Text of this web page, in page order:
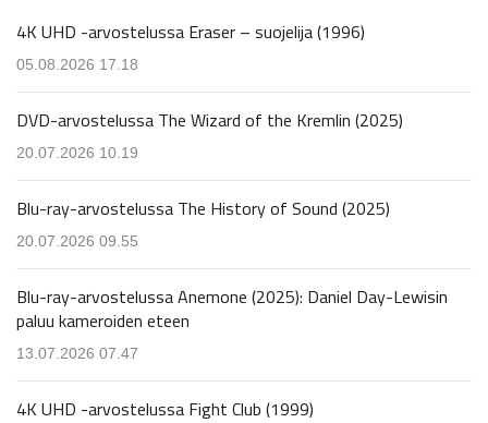
4K UHD -arvostelussa Eraser – suojelija (1996)
05.08.2026 17.18
DVD-arvostelussa The Wizard of the Kremlin (2025)
20.07.2026 10.19
Blu-ray-arvostelussa The History of Sound (2025)
20.07.2026 09.55
Blu-ray-arvostelussa Anemone (2025): Daniel Day-Lewisin
paluu kameroiden eteen
13.07.2026 07.47
4K UHD -arvostelussa Fight Club (1999)